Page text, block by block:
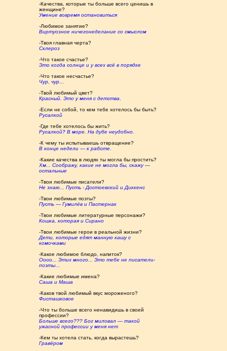
-Качества, которые ты больше всего ценишь в
женщине?
Умение вовремя остановиться
-Любимое занятие?
Виртуозное ничегонеделание со смыслом
-Твоя главная черта?
Склероз
-Что такое счастье?
Это когда солнце и у всех всё в порядке
-Что такое несчастье?
Чур, чур
-Твой любимый цвет?
Красный. Это у меня с детства
-Если не собой, то кем тебе хотелось бы быть?
Русалкой
-Где тебе хотелось бы жить?
Русалкой? В море. На дубе неудобно
-К чему ты испытываешь отвращение?
В конце недели — к работе
-Какие качества в людях ты могла бы простить?
Хм... Соображу, какие не могла бы, скажу —
остальные
-Твои любимые писатели?
Не знаю... Пусть - Достоевский и Диккенс
-Твои любимые поэты?
Пусть — Гумилёв и Пастернак
-Твои любимые литературные персонажи?
Кошка, которая и Сирано
-Твои любимые герои в реальной жизни?
Дети, которые едят манную кашу с
комочками
-Какое любимое блюдо, напиток?
Оооо... Этих много... Это тебе не писатели-
поэты
-Какие любимые имена?
Саша и Маша
-Каков твой любимый вкус мороженого?
Фисташковое
-Что ты больше всего ненавидишь в своей
профессии?
Больше всего??? Бог миловал — такой
ужасной профессии у меня нет
-Кем ты хотела стать, когда вырастешь?
Гравёром